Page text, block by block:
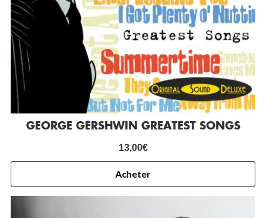
GEORGE GERSHWIN GREATEST SONGS
13,00€
Acheter